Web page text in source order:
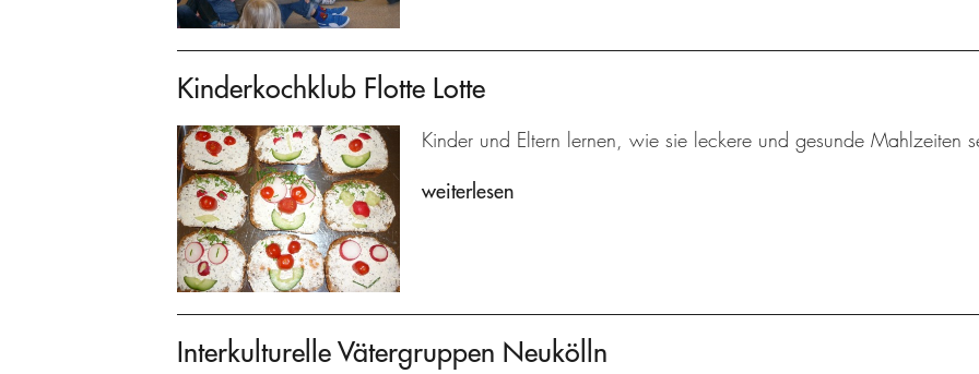
Kinderkochklub Flotte Lotte
Kinder und Eltern lernen, wie sie leckere und gesunde Mahlzeiten
weiterlesen
Interkulturelle Vätergruppen Neukölln